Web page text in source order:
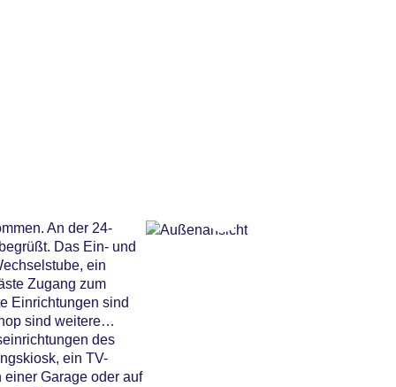
An der 24-
Das Ein- und
ein
Zugang zum
Einrichtungen sind
sind weitere
des
ein TV-
Garage oder auf